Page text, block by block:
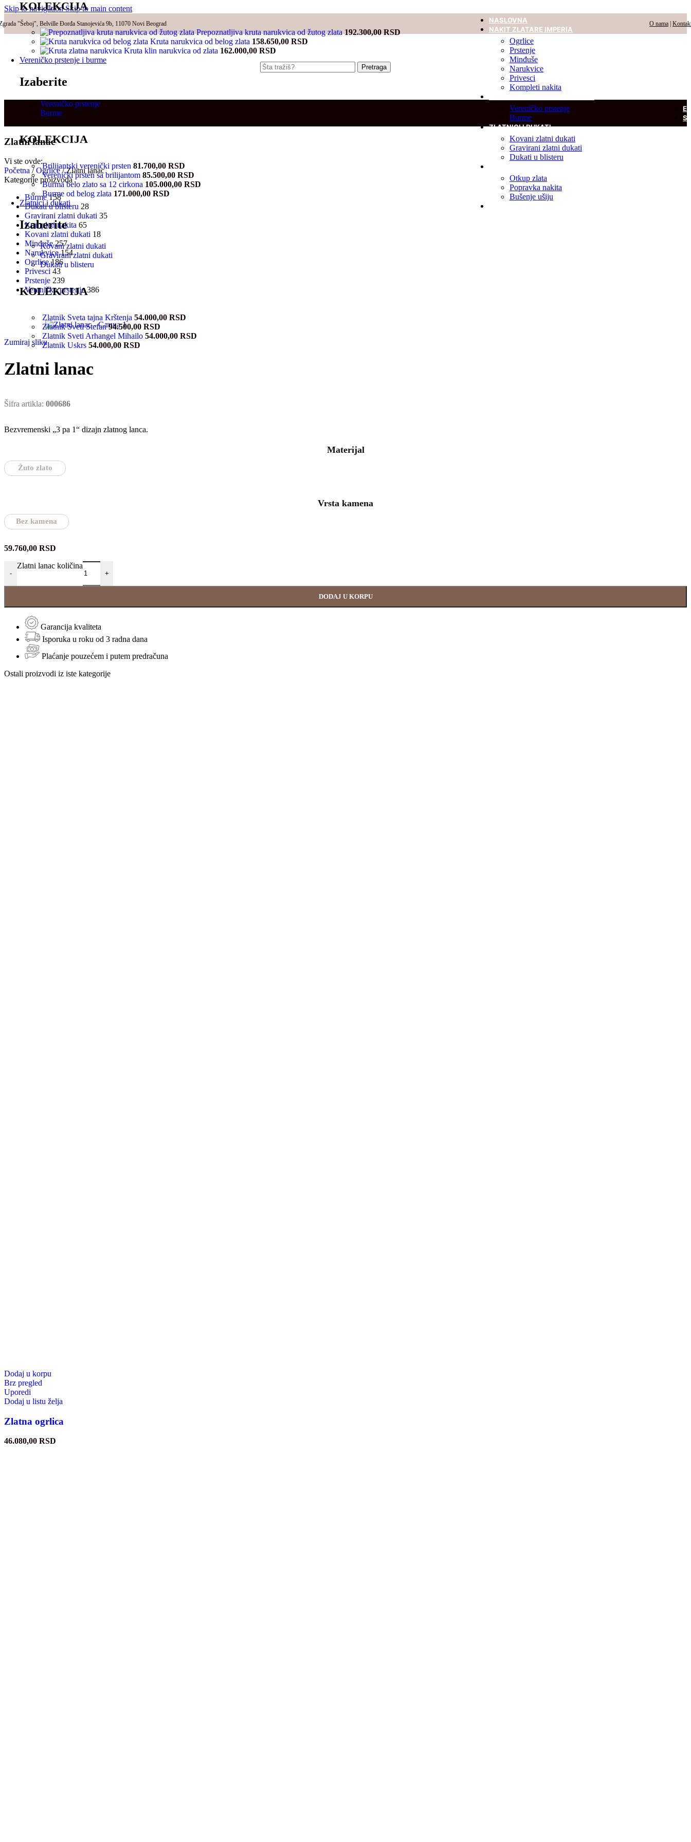
Skip to navigationSkip to main content
"Šeboj", Belville Đorđa Stanojevića 9b, 11070 Novi Beograd O nama
Pretraga
KOLEKCIJA
Prepoznatljiva kruta narukvica od žutog zlata192.300,00RSD
Kruta narukvica od belog zlata 158.650,00 RSD
Kruta klin narukvica od zlata 162.000,00 RSD
Vereničko prstenje i burme
Izaberite
Vereničko prstenje
Burme
KOLEKCIJA
Brilijantski verenički prsten 81.700,00 RSD
Verenički prsten sa brilijantom 85.500,00 RSD
Burma belo zlato sa 12 cirkona 105.000,00 RSD
Burme od belog zlata 171.000,00 RSD
Zlatnici i dukati
Izaberite
Kovani zlatni dukati
Gravirani zlatni dukati
Dukati u blisteru
KOLEKCIJA
Zlatnik Sveta tajna Krštenja 54.000,00 RSD
Zlatnik Sveti Stefan94.500,00 RSD
Zlatnik Sveti Arhangel Mihailo 54.000,00 RSD
Zlatnik Uskrs 54.000,00 RSD
NASLOVNA
NAKIT ZLATARE IMPERIA
Ogrlice
Prstenje
Minđuše
Narukvice
Privesci
Kompleti nakita
Vereničko prstenje
Burme
ZLATNICI I DUKATI
Kovani zlatni dukati
Gravirani zlatni dukati
Dukati u blisteru
Otkup zlata
Popravka nakita
Bušenje ušiju
Zlatni lanac
Vi ste ovde:
Početna / Ogrlice/ Zlatni lanac
Kategorije proizvoda
Burme 158
Dukati u blisteru 28
Gravirani zlatni dukati 35
Kompleti nakita 65
Kovani zlatni dukati 18
Minđuše 257
Narukvice 154
Ogrlice 186
Privesci 43
Prstenje 239
Vereničko prstenje 386
Zumiraj sliku
Zlatni lanac
Šifra artikla: 000686
Bezvremenski „3 pa 1“ dizajn zlatnog lanca.
Materijal
Žuto zlato
Vrsta kamena
Bez kamena
59.760,00 RSD
-
Zlatni lanac količina
+
DODAJ U KORPU
Garancija kvaliteta
Isporuka u roku od 3 radna dana
Plaćanje pouzećem i putem predračuna
Ostali proizvodi iz iste kategorije
Dodaj u korpu
Brz pregled
Uporedi
Dodaj u listu želja
Zlatna ogrlica
46.080,00 RSD